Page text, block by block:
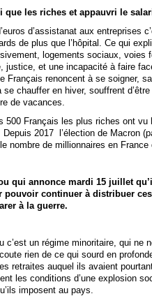
que les riches et appauvri le
d’assistanat aux entreprises
de plus que l’hôpital. Ce qui
logements sociaux,
justice, et une incapacité à faire
Français renoncent à se soigner,
chauffer en hiver, souffrent
de vacances.
500 Français les plus riches ont
Depuis 2017 l’élection de Macron
nombre de millionnaires en
qui annonce mardi 15 juillet
pouvoir continuer à distribuer
à la guerre.
c’est un régime minoritaire, qui ne
rien de ce qui sourd en
retraites auquel ils avaient
les conditions d’une explosion
imposent au pays.